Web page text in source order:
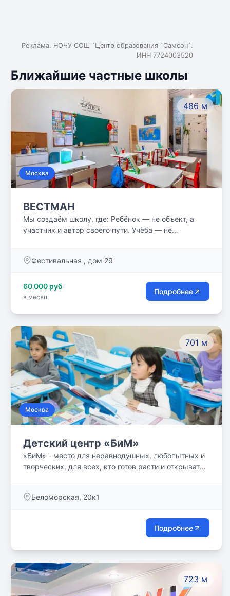
Реклама. НОЧУ СОШ `Центр образования `Самсон`.
ИНН 7724003520
Ближайшие частные школы
486 м
Москва
ВЕСТМАН
Мы создаём школу, где: Ребёнок — не объект, а
участник и автор своего пути. Учёба — не
Фестивальная , дом 29
60 000 руб
в месяц
Подробнее
701 м
Москва
Детский центр «БиМ»
«БиМ» - место для неравнодушных, любопытных и
творческих, для всех, кто готов расти и открывать
Беломорская, 20к1
Подробнее
723 м